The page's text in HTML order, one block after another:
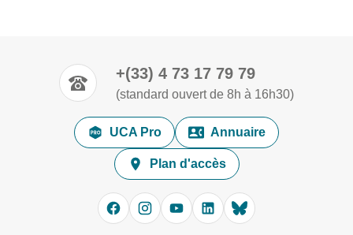
+(33) 4 73 17 79 79
(standard ouvert de 8h à 16h30)
UCA Pro Annuaire
Plan d'accès